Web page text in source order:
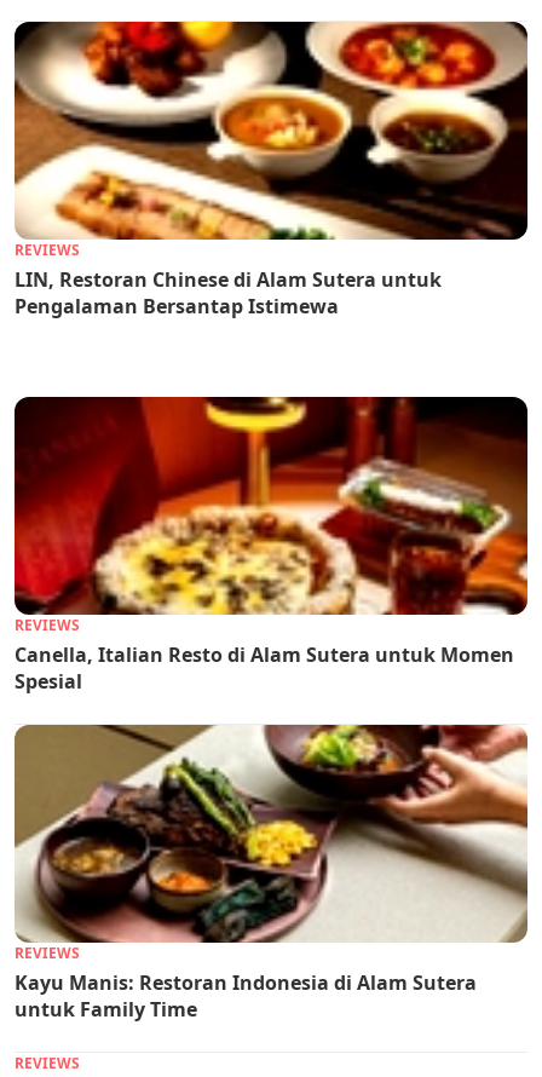
REVIEWS
LIN, Restoran Chinese di Alam Sutera untuk
Pengalaman Bersantap Istimewa
REVIEWS
Canella, Italian Resto di Alam Sutera untuk Momen
Spesial
REVIEWS
Kayu Manis: Restoran Indonesia di Alam Sutera
untuk Family Time
REVIEWS